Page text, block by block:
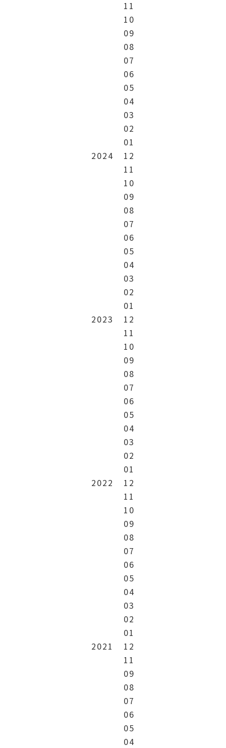
11
10
09
08
07
06
05
04
03
02
01
2024
12
11
10
09
08
07
06
05
04
03
02
01
2023
12
11
10
09
08
07
06
05
04
03
02
01
2022
12
11
10
09
08
07
06
05
04
03
02
01
2021
12
11
09
08
07
06
05
04